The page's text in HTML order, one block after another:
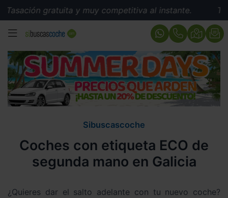
gratuita y muy competitiva al instante. Tasación
MENÚ
Sibuscascoche
Coches con etiqueta ECO de
segunda mano en Galicia
¿Quieres dar el salto adelante con tu nuevo coche?